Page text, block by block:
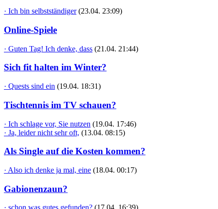
· Ich bin selbstständiger (23.04. 23:09)
Online-Spiele
· Guten Tag! Ich denke, dass (21.04. 21:44)
Sich fit halten im Winter?
· Quests sind ein (19.04. 18:31)
Tischtennis im TV schauen?
· Ich schlage vor, Sie nutzen (19.04. 17:46)
· Ja, leider nicht sehr oft, (13.04. 08:15)
Als Single auf die Kosten kommen?
· Also ich denke ja mal, eine (18.04. 00:17)
Gabionenzaun?